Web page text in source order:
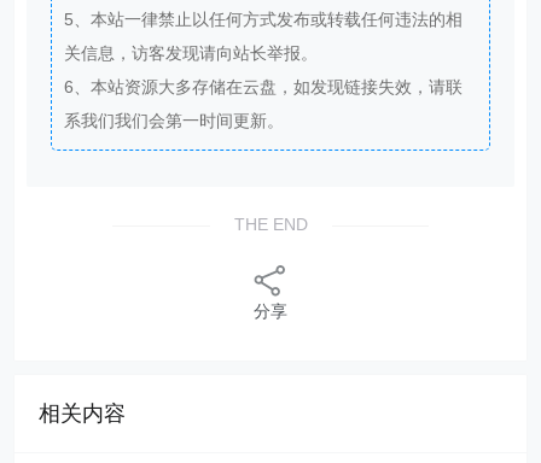
5、本站一律禁止以任何方式发布或转载任何违法的相
关信息，访客发现请向站长举报。
6、本站资源大多存储在云盘，如发现链接失效，请联
系我们我们会第一时间更新。
THE END
分享
相关内容